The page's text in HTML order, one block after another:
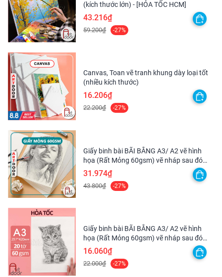
(kích thước lớn) - [HỎA TỐC HCM]
43.216₫
59.200₫ -27%
Canvas, Toan vẽ tranh khung dày loại tốt
(nhiều kích thước)
16.206₫
22.200₫ -27%
Giấy binh bài BÃI BẰNG A3/ A2 vẽ hình
họa (Rất Mỏng 60gsm) vẽ nháp sau đó
scan lại
31.974₫
43.800₫ -27%
Giấy binh bài BÃI BẰNG A3/ A2 vẽ hình
họa (Rất Mỏng 60gsm) vẽ nháp sau đó
scan lại - [HỎA TỐC HCM]
16.060₫
22.000₫ -27%